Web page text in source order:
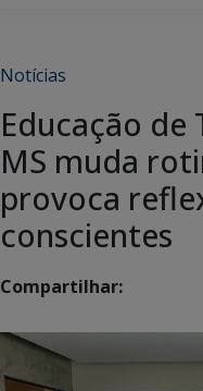
Notícias
Educação
MS muda
provoca
conscientes
Compartilhar: